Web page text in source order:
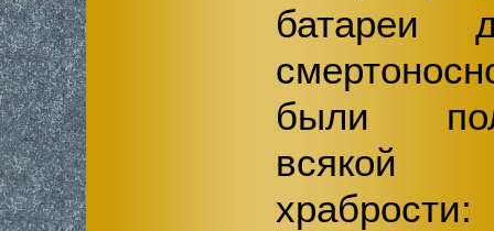
батареи
были
всякой